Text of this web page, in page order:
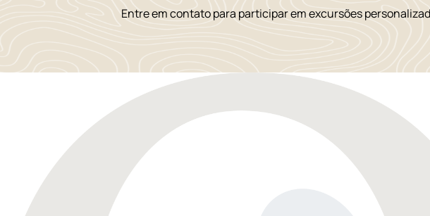
Entre em contato para participar em excursões